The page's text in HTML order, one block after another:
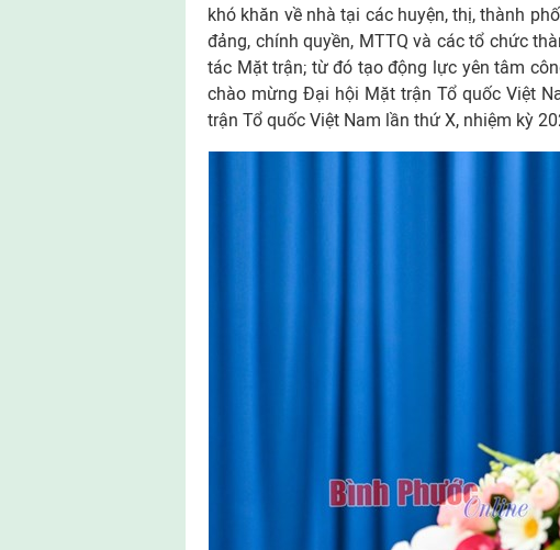
khó khăn về nhà tại các huyện, thị, thành
đảng, chính quyền, MTTQ và các tổ chức
tác Mặt trận; từ đó tạo động lực yên tâm
chào mừng Đại hội Mặt trận Tổ quốc Việt
trận Tổ quốc Việt Nam lần thứ X, nhiệm kỳ